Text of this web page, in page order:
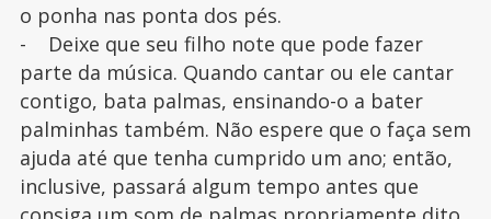
o ponha nas ponta dos pés.
- Deixe que seu filho note que pode fazer
parte da música. Quando cantar ou ele cantar
contigo, bata palmas, ensinando-o a bater
palminhas também. Não espere que o faça sem
ajuda até que tenha cumprido um ano; então,
inclusive, passará algum tempo antes que